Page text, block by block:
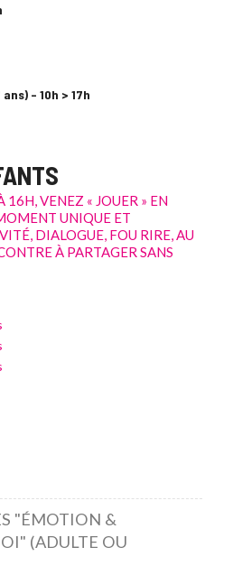
– 10h > 17h
16H, VENEZ « JOUER » EN
UNIQUE ET
DIALOGUE, FOU RIRE, AU
À PARTAGER SANS
"ÉMOTION &
(ADULTE OU